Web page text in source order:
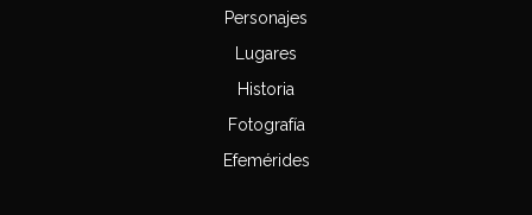
Personajes
Lugares
Historia
Fotografía
Efemérides